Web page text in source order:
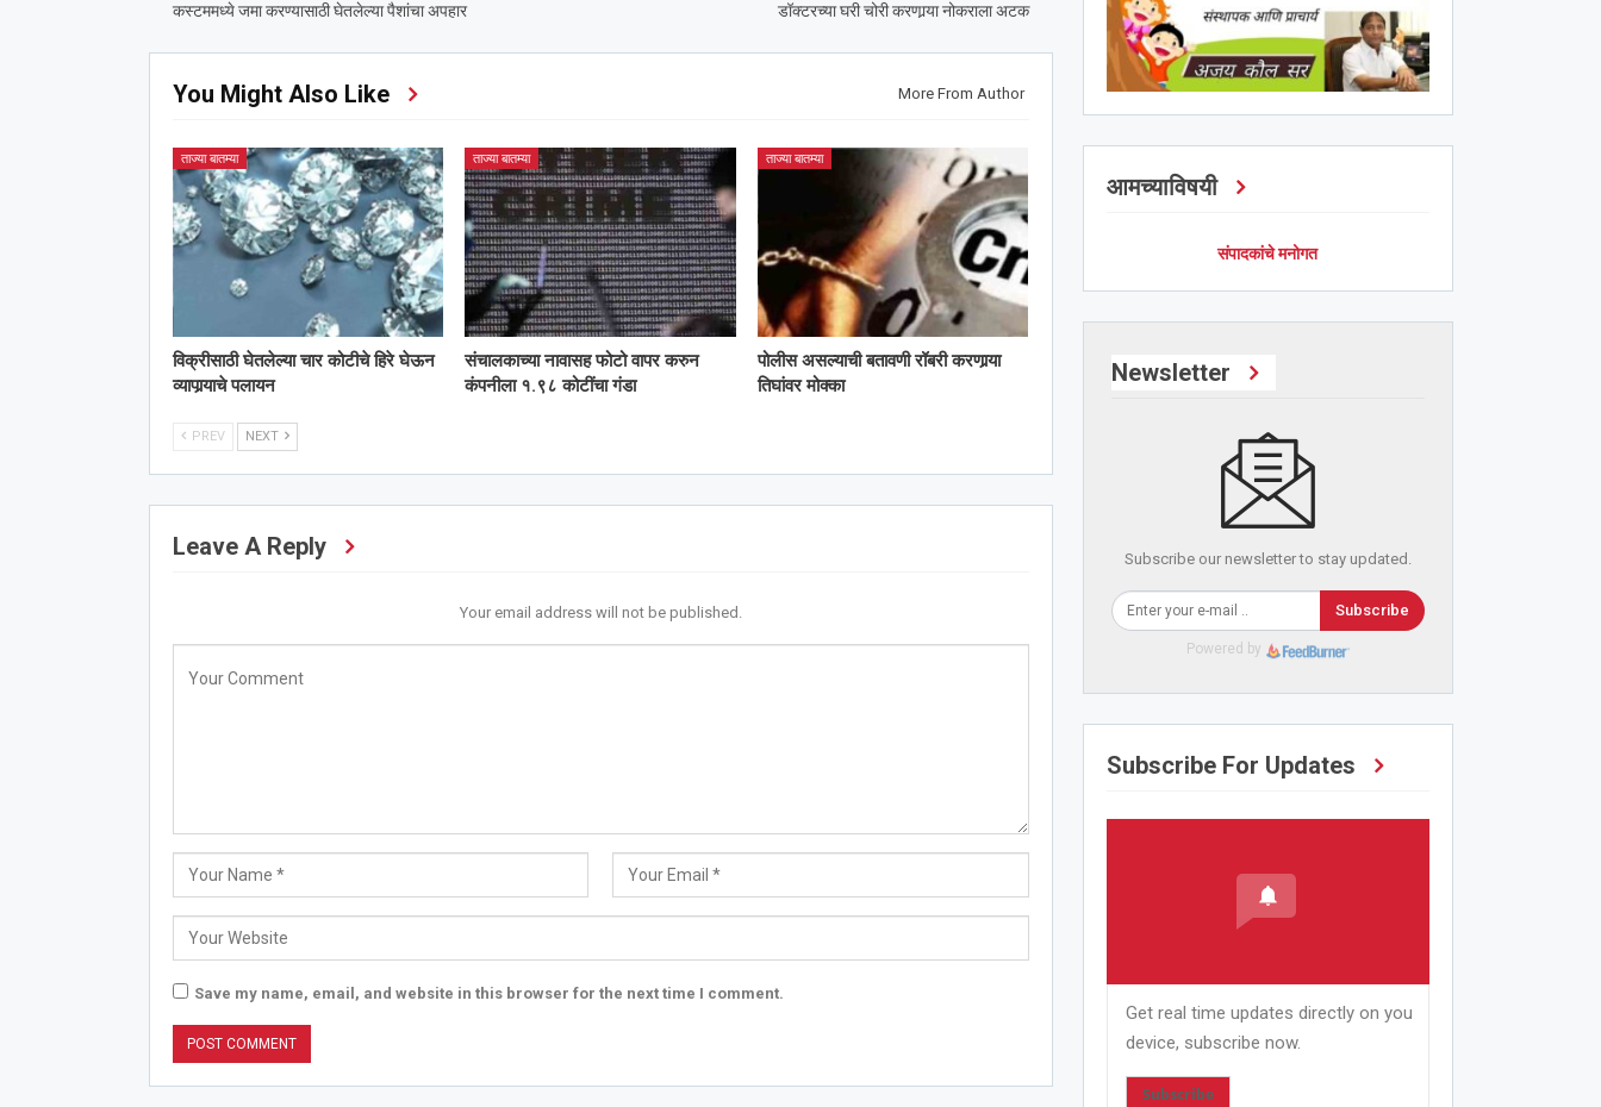
कस्टममध्ये जमा करण्यासाठी घेतलेल्या पैशांचा अपहार डॉक्टरच्या घरी चोरी करणार्‍या नोकराला अटक
You Might Also Like More From Author
ताज्या बातम्या
विक्रीसाठी घेतलेल्या चार कोटीचे हिरे घेऊन
व्यापार्‍याचे पलायन
ताज्या बातम्या
संचालकाच्या नावासह फोटो वापर करुन
कंपनीला १.९८ कोटींचा गंडा
ताज्या बातम्या
पोलीस असल्याची बतावणी रॉबरी करणार्‍या
तिघांवर मोक्का
PREV NEXT
Leave A Reply
Your email address will not be published.
Save my name, email, and website in this browser for the next time I comment.
आमच्याविषयी
संपादकांचे मनोगत
Newsletter
Subscribe our newsletter to stay updated.
Subscribe
Powered by
Subscribe For Updates
Get real time updates directly on you
device, subscribe now.
Subscribe